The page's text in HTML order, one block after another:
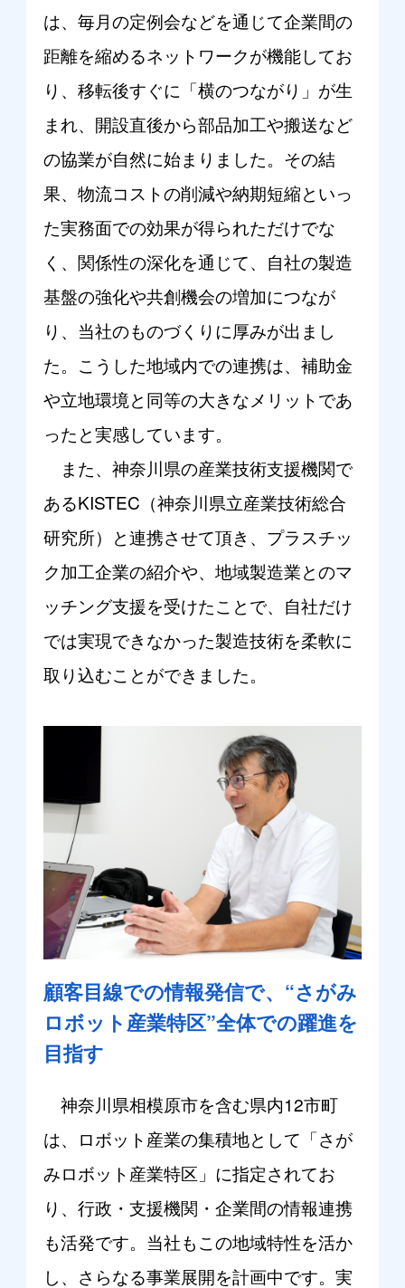
は、毎月の定例会などを通じて企業間の
距離を縮めるネットワークが機能してお
り、移転後すぐに「横のつながり」が生
まれ、開設直後から部品加工や搬送など
の協業が自然に始まりました。その結
果、物流コストの削減や納期短縮といっ
た実務面での効果が得られただけでな
く、関係性の深化を通じて、自社の製造
基盤の強化や共創機会の増加につなが
り、当社のものづくりに厚みが出まし
た。こうした地域内での連携は、補助金
や立地環境と同等の大きなメリットであ
ったと実感しています。
また、神奈川県の産業技術支援機関で
あるKISTEC（神奈川県立産業技術総合
研究所）と連携させて頂き、プラスチッ
ク加工企業の紹介や、地域製造業とのマ
ッチング支援を受けたことで、自社だけ
では実現できなかった製造技術を柔軟に
取り込むことができました。
顧客目線での情報発信で、“さがみ
ロボット産業特区”全体での躍進を
目指す
神奈川県相模原市を含む県内12市町
は、ロボット産業の集積地として「さが
みロボット産業特区」に指定されてお
り、行政・支援機関・企業間の情報連携
も活発です。当社もこの地域特性を活か
し、さらなる事業展開を計画中です。実